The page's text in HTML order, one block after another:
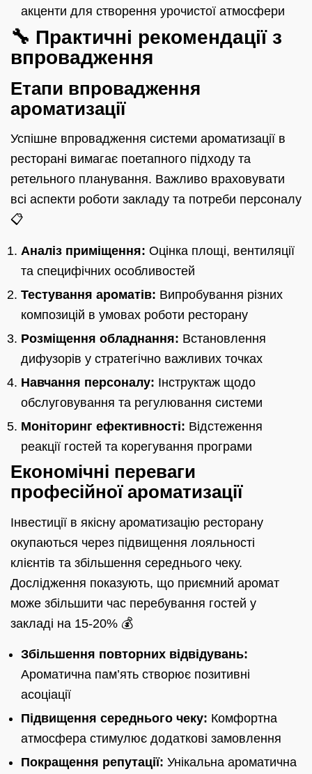
акценти для створення урочистої атмосфери
🔧 Практичні рекомендації з
впровадження
Етапи впровадження
ароматизації
Успішне впровадження системи ароматизації в
ресторані вимагає поетапного підходу та
ретельного планування. Важливо враховувати
всі аспекти роботи закладу та потреби персоналу
📋
Аналіз приміщення: Оцінка площі, вентиляції
та специфічних особливостей
Тестування ароматів: Випробування різних
композицій в умовах роботи ресторану
Розміщення обладнання: Встановлення
дифузорів у стратегічно важливих точках
Навчання персоналу: Інструктаж щодо
обслуговування та регулювання системи
Моніторинг ефективності: Відстеження
реакції гостей та корегування програми
Економічні переваги
професійної ароматизації
Інвестиції в якісну ароматизацію ресторану
окупаються через підвищення лояльності
клієнтів та збільшення середнього чеку.
Дослідження показують, що приємний аромат
може збільшити час перебування гостей у
закладі на 15-20% 💰
Збільшення повторних відвідувань:
Ароматична пам’ять створює позитивні
асоціації
Підвищення середнього чеку: Комфортна
атмосфера стимулює додаткові замовлення
Покращення репутації: Унікальна ароматична